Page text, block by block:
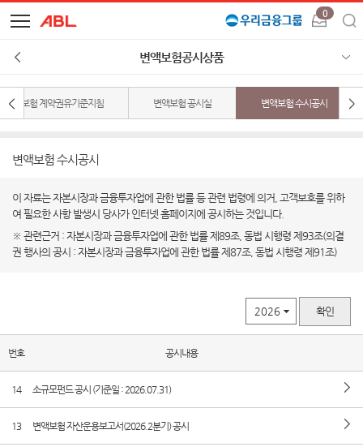
0
변액보험공시상품
외화보험 계약권유기준지침 변액보험 공시실 변액보험 수시공시
변액보험 수시공시
이 자료는 자본시장과 금융투자업에 관한 법률 등 관련 법령에 의거, 고객보호를 위하
여 필요한 사항 발생시 당사가 인터넷 홈페이지에 공시하는 것입니다.
※ 관련근거 : 자본시장과 금융투자업에 관한 법률 제89조, 동법 시행령 제93조(의결
권 행사의 공시 : 자본시장과 금융투자업에 관한 법률 제87조, 동법 시행령 제91조)
확인
번호 공시내용
14 소규모펀드 공시 (기준일 : 2026.07.31)
13 변액보험 자산운용보고서(2026.2분기) 공시